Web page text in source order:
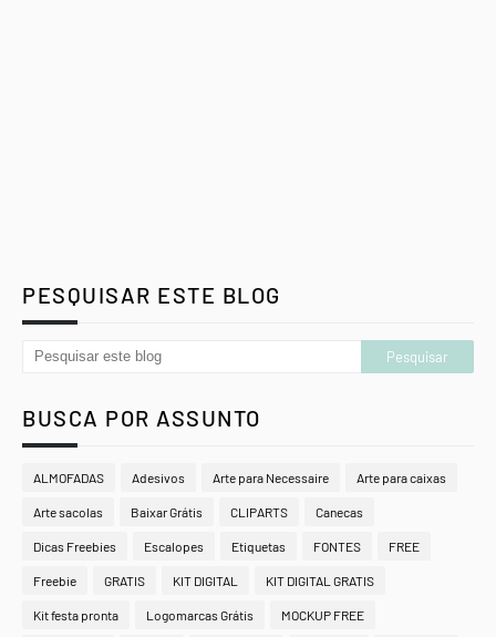
PESQUISAR ESTE BLOG
BUSCA POR ASSUNTO
ALMOFADAS Adesivos Arte para Necessaire Arte para caixas
Arte sacolas Baixar Grátis CLIPARTS Canecas
Dicas Freebies Escalopes Etiquetas FONTES FREE
Freebie GRATIS KIT DIGITAL KIT DIGITAL GRATIS
Kit festa pronta Logomarcas Grátis MOCKUP FREE